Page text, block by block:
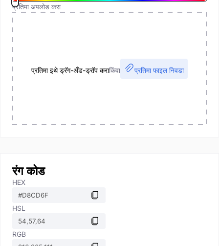
प्रतिमा अपलोड करा
प्रतिमा इथे ड्रॅग-अँड-ड्रॉप कराकिंवा प्रतिमा फाइल निवडा
रंग कोड
HEX
HSL
RGB